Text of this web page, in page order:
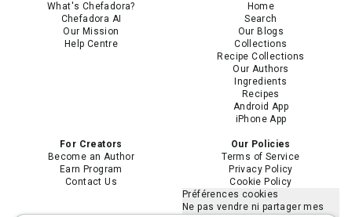
What's Chefadora?
Chefadora AI
Our Mission
Help Centre
Home
Search
Our Blogs
Collections
Recipe Collections
Our Authors
Ingredients
Recipes
Android App
iPhone App
For Creators
Become an Author
Earn Program
Contact Us
Our Policies
Terms of Service
Privacy Policy
Cookie Policy
Préférences cookies
Ne pas vendre ni partager mes